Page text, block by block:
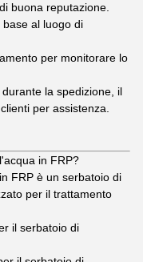
buona reputazione.
al luogo di
per monitorare lo
la spedizione, il
per assistenza.
in FRP?
FRP è un serbatoio di
per il trattamento
il serbatoio di